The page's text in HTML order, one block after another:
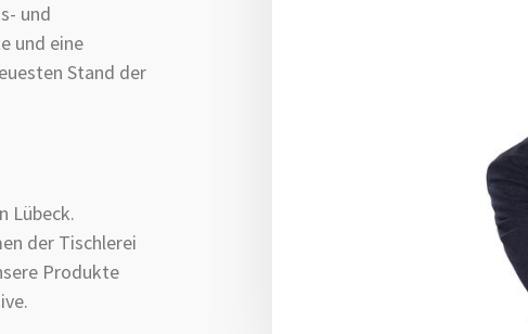
und
und eine
Stand der
Lübeck.
der Tischlerei
Produkte